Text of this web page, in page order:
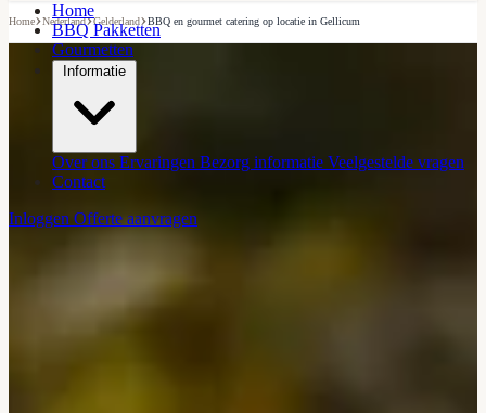
Home
BBQ Pakketten
Gourmetten
Informatie
Over ons Ervaringen Bezorg informatie Veelgestelde vragen
Contact
Inloggen Offerte aanvragen
Home›Nederland›Gelderland›BBQ en gourmet catering op locatie in Gellicum